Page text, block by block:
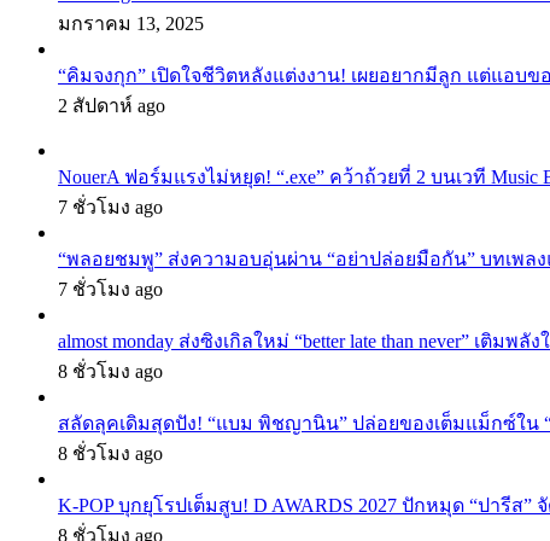
มกราคม 13, 2025
“คิมจงกุก” เปิดใจชีวิตหลังแต่งงาน! เผยอยากมีลูก แต่แอ
2 สัปดาห์ ago
NouerA ฟอร์มแรงไม่หยุด! “.exe” คว้าถ้วยที่ 2 บนเวที
7 ชั่วโมง ago
“พลอยชมพู” ส่งความอบอุ่นผ่าน “อย่าปล่อยมือกัน” บทเพ
7 ชั่วโมง ago
almost monday ส่งซิงเกิลใหม่ “better late than never” เ
8 ชั่วโมง ago
สลัดลุคเดิมสุดปัง! “แบม พิชญานิน” ปล่อยของเต็มแม็กซ์ใ
8 ชั่วโมง ago
K-POP บุกยุโรปเต็มสูบ! D AWARDS 2027 ปักหมุด “ปารี
8 ชั่วโมง ago